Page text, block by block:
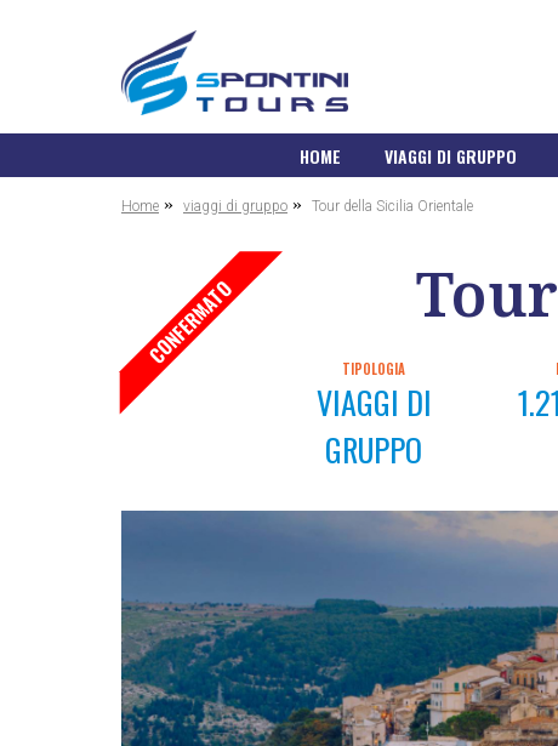
HOME VIAGGI DI GRUPPO
Home » viaggi di gruppo » Tour della Sicilia Orientale
CONFERMATO TIPOLOGIA
VIAGGI DI
GRUPPO